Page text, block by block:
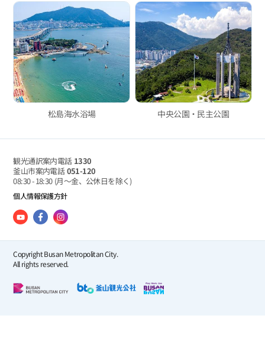
松島海水浴場 中央公園・民主公園
観光通訳案内電話 1330
釜山市案内電話051-120
08:30 - 18:30 (月～金、公休日を除く)
個人情報保護方針
Copyright Busan Metropolitan City.
All rights reserved.